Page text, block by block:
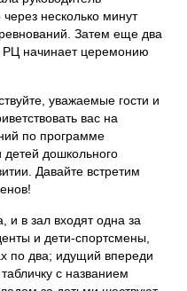
несколько минут
Затем еще два
РЦ начинает церемонию
уважаемые гости и
вас на
по программе
детей дошкольного
Давайте встретим
и в зал входят одна за
и дети-спортсмены,
по два; идущий впереди
с названием